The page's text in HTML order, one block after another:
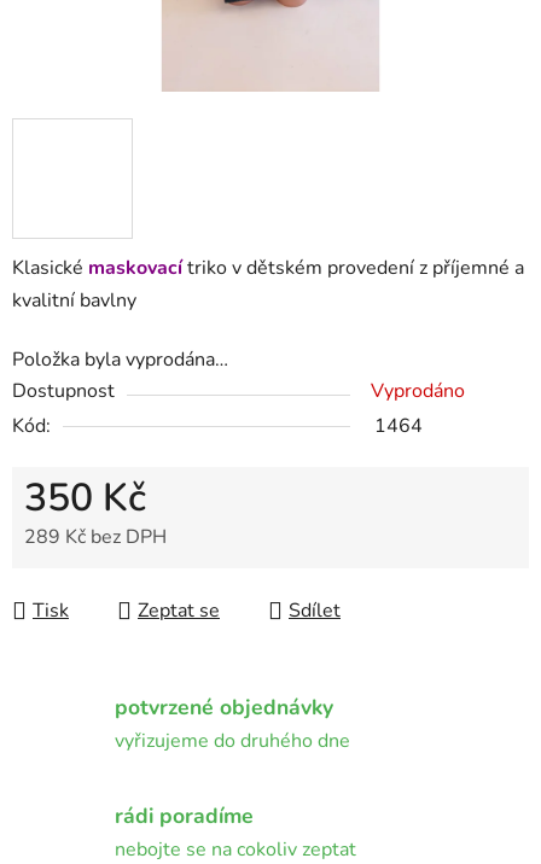
Klasické maskovacítriko v dětském provedení z příjemné a
kvalitní bavlny
Položka byla vyprodána…
Dostupnost
Vyprodáno
Kód:
1464
350 Kč
289 Kč bez DPH
Tisk
Zeptat se Sdílet
potvrzené objednávky
vyřizujeme do druhého dne
rádi poradíme
nebojte se na cokoliv zeptat